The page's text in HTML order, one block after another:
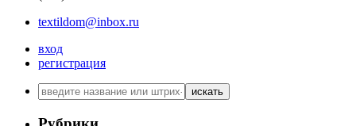
textildom@inbox.ru
вход
регистрация
искать